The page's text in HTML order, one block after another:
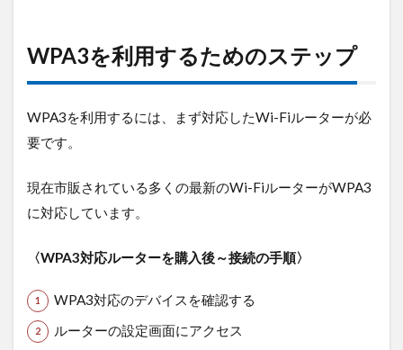
WPA3を利用するためのステップ
WPA3を利用するには、まず対応したWi-Fiルーターが必
要です。
現在市販されている多くの最新のWi-FiルーターがWPA3
に対応しています。
〈WPA3対応ルーターを購入後～接続の手順〉
WPA3対応のデバイスを確認する
ルーターの設定画面にアクセス